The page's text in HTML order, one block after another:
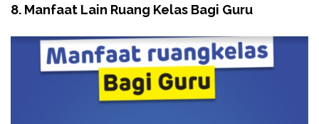
8. Manfaat Lain Ruang Kelas Bagi Guru